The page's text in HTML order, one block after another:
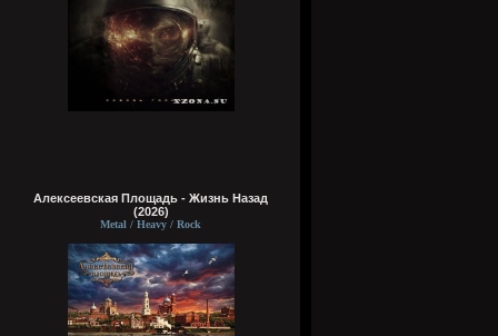
Алексеевская Площадь - Жизнь Назад
(2026)
Metal / Heavy / Rock